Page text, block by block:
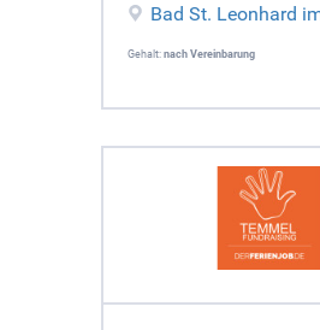
Bad St. Leonhard
Gehalt: nach Vereinbarung